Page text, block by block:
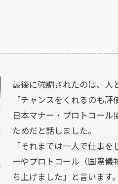
最後に強調されたのは、人
「チャンスをくれるのも
日本マナー・プロトコー
ためだと話しました。
「それまでは一人で仕事
ーやプロトコール（国際儀
ち上げました」と言います。